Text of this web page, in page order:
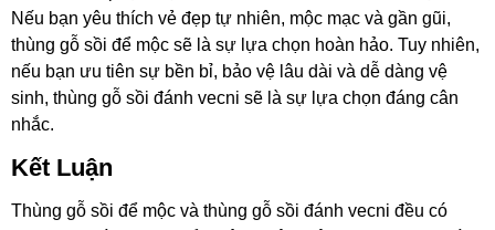
Nếu bạn yêu thích vẻ đẹp tự nhiên, mộc mạc và gần gũi,
thùng gỗ sồi để mộc sẽ là sự lựa chọn hoàn hảo. Tuy nhiên,
nếu bạn ưu tiên sự bền bỉ, bảo vệ lâu dài và dễ dàng vệ
sinh, thùng gỗ sồi đánh vecni sẽ là sự lựa chọn đáng cân
nhắc.
Kết Luận
Thùng gỗ sồi để mộc và thùng gỗ sồi đánh vecni đều có